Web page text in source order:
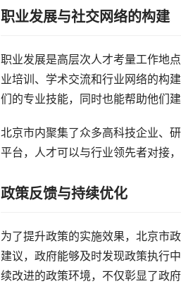
职业发展与社交网络的构建
职业发展是高层次人才考量工作地
业培训、学术交流和行业网络的构
们的专业技能，同时也能帮助他们
北京市内聚集了众多高科技企业、
平台，人才可以与行业领先者对接
政策反馈与持续优化
为了提升政策的实施效果，北京市
建议，政府能够及时发现政策执行
续改进的政策环境，不仅彰显了政